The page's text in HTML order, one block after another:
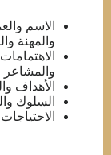
الاسم
والمهنة
والمشاعر
الأهداف
السلوك